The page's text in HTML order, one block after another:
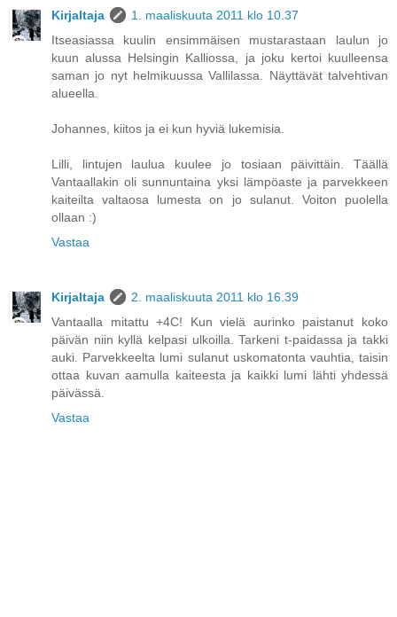
Kirjaltaja
1. maaliskuuta 2011 klo 10.37
Itseasiassa kuulin ensimmäisen mustarastaan laulun jo
kuun alussa Helsingin Kalliossa, ja joku kertoi kuulleensa
saman jo nyt helmikuussa Vallilassa. Näyttävät talvehtivan
alueella.
Johannes, kiitos ja ei kun hyviä lukemisia.
Lilli, lintujen laulua kuulee jo tosiaan päivittäin. Täällä
Vantaallakin oli sunnuntaina yksi lämpöaste ja parvekkeen
kaiteilta valtaosa lumesta on jo sulanut. Voiton puolella
ollaan :)
Vastaa
Kirjaltaja
2. maaliskuuta 2011 klo 16.39
Vantaalla mitattu +4C! Kun vielä aurinko paistanut koko
päivän niin kyllä kelpasi ulkoilla. Tarkeni t-paidassa ja takki
auki. Parvekkeelta lumi sulanut uskomatonta vauhtia, taisin
ottaa kuvan aamulla kaiteesta ja kaikki lumi lähti yhdessä
päivässä.
Vastaa